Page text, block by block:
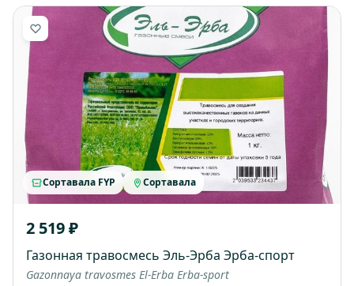
Сортавала FYP Сортавала
2 519 ₽
Газонная травосмесь Эль-Эрба Эрба-спорт
Gazonnaya travosmes El-Erba Erba-sport